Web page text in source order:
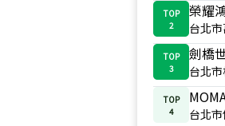
TOP
2
榮耀
台北
TOP
3
劍橋
台北
TOP
4
台北